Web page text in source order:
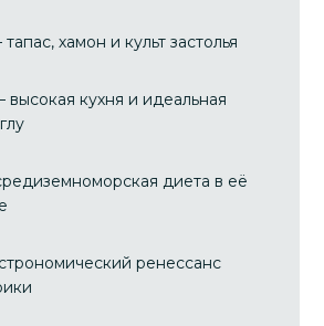
хамон и культ застолья
кухня и идеальная
диета в её
ренессанс